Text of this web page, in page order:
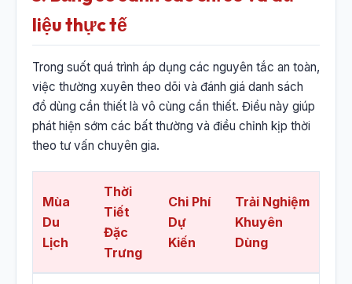
liệu thực tế
Trong suốt quá trình áp dụng các nguyên tắc an toàn,
việc thường xuyên theo dõi và đánh giá danh sách
đồ dùng cần thiết là vô cùng cần thiết. Điều này giúp
phát hiện sớm các bất thường và điều chỉnh kịp thời
theo tư vấn chuyên gia.
Mùa
Du
Lịch
Thời
Tiết
Đặc
Trưng
Chi Phí
Dự
Kiến
Trải Nghiệm
Khuyên
Dùng